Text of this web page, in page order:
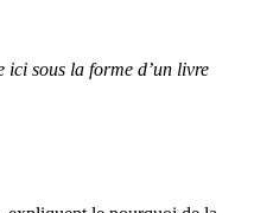
ici sous la forme d’un livre